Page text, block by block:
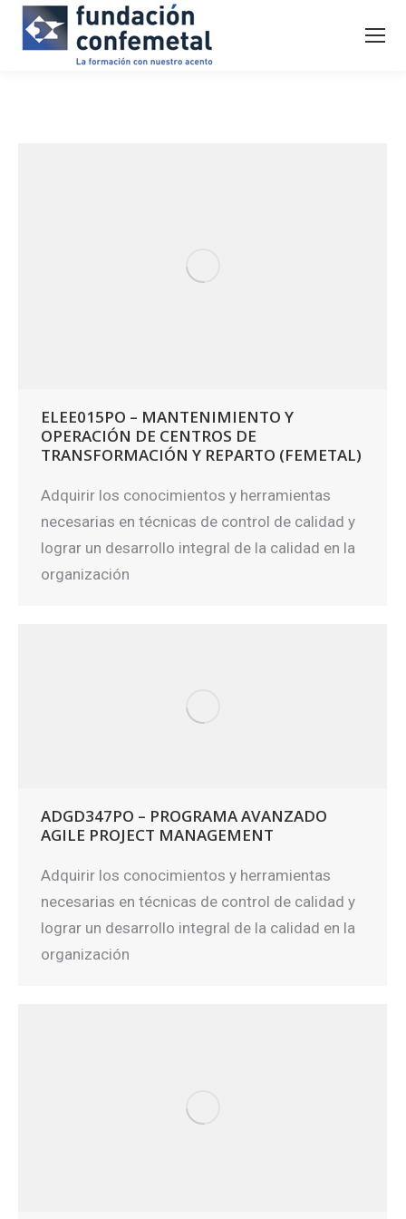
ELEE015PO – MANTENIMIENTO Y
OPERACIÓN DE CENTROS DE
TRANSFORMACIÓN Y REPARTO (FEMETAL)
Adquirir los conocimientos y herramientas
necesarias en técnicas de control de calidad y
lograr un desarrollo integral de la calidad en la
organización
ADGD347PO – PROGRAMA AVANZADO
AGILE PROJECT MANAGEMENT
Adquirir los conocimientos y herramientas
necesarias en técnicas de control de calidad y
lograr un desarrollo integral de la calidad en la
organización